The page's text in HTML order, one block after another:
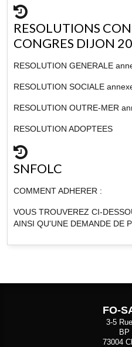
RESOLUTIONS
CONGRES DIJON
RESOLUTION GENERALE
RESOLUTION SOCIALE
RESOLUTION OUTRE-MER
RESOLUTION ADOPTEES
SNFOLC
COMMENT ADHERER :
VOUS TROUVEREZ CI-
AINSI QU'UNE DEMANDE DE
FO-
3-5
BP
73004